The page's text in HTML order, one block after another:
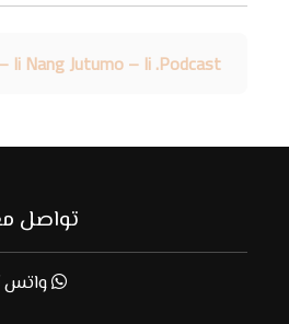
Ii Nang Jutumo – Ii .Podcast
تواصل
واتس